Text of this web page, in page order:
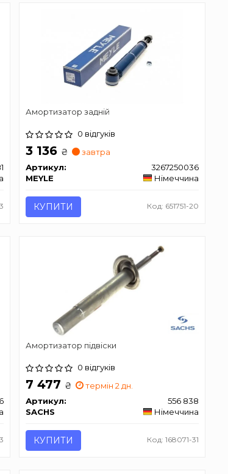
Амортизатор задній
0 відгуків
3 136 ₴
завтра
Артикул:
3267250036
MEYLE
Німеччина
КУПИТИ Код: 651751-20
Амортизатор підвіски
0 відгуків
7 477 ₴
термін 2 дн.
Артикул:
556 838
SACHS
Німеччина
КУПИТИ Код: 168071-31